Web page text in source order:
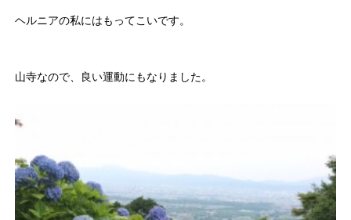
ヘルニアの私にはもってこいです。
山寺なので、良い運動にもなりました。